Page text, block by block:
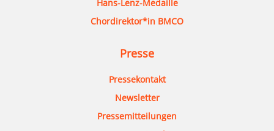
Hans-Lenz-Medaille
Chordirektor*in BMCO
Presse
Pressekontakt
Newsletter
Pressemitteilungen